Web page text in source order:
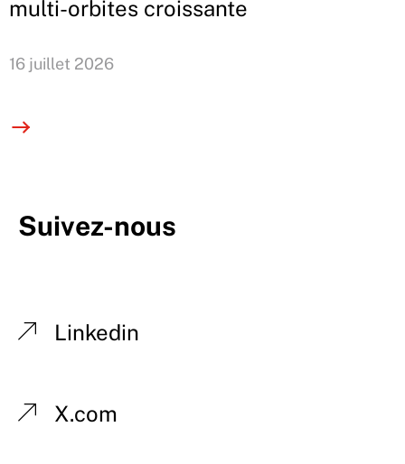
multi-orbites croissante
16 juillet 2026
Suivez-nous
Linkedin
X.com